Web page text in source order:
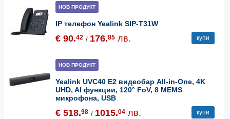
НОВ ПРОДУКТ
IP телефон Yealink SIP-T31W
€ 90.42 / 176.85 лв. купи
НОВ ПРОДУКТ
Yealink UVC40 E2 видеобар All-in-One, 4K
UHD, AI функции, 120° FoV, 8 MEMS
микрофона, USB
€ 518.98 / 1015.04 лв. купи